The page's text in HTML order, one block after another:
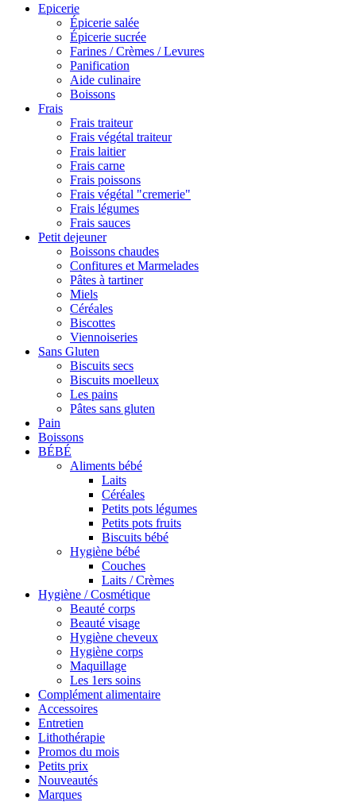
Epicerie
Épicerie salée
Épicerie sucrée
Farines / Crèmes / Levures
Panification
Aide culinaire
Boissons
Frais
Frais traiteur
Frais végétal traiteur
Frais laitier
Frais carne
Frais poissons
Frais végétal "cremerie"
Frais légumes
Frais sauces
Petit dejeuner
Boissons chaudes
Confitures et Marmelades
Pâtes à tartiner
Miels
Céréales
Biscottes
Viennoiseries
Sans Gluten
Biscuits secs
Biscuits moelleux
Les pains
Pâtes sans gluten
Pain
Boissons
BÉBÉ
Aliments bébé
Laits
Céréales
Petits pots légumes
Petits pots fruits
Biscuits bébé
Hygiène bébé
Couches
Laits / Crèmes
Hygiène / Cosmétique
Beauté corps
Beauté visage
Hygiène cheveux
Hygiène corps
Maquillage
Les 1ers soins
Complément alimentaire
Accessoires
Entretien
Lithothérapie
Promos du mois
Petits prix
Nouveautés
Marques